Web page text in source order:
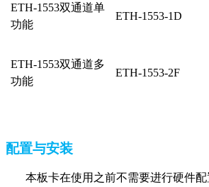
ETH-1553双通道单
功能
ETH-1553-1D
ETH-1553双通道多
功能
ETH-1553-2F
配置与安装
本板卡在使用之前不需要进行硬件